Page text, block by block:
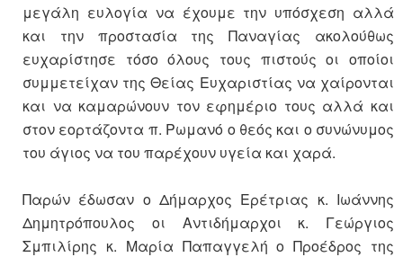
μεγάλη ευλογία να έχουμε την υπόσχεση αλλά
και την προστασία της Παναγίας ακολούθως
ευχαρίστησε τόσο όλους τους πιστούς οι οποίοι
συμμετείχαν της Θείας Ευχαριστίας να χαίρονται
και να καμαρώνουν τον εφημέριο τους αλλά και
στον εορτάζοντα π. Ρωμανό ο θεός και ο συνώνυμος
του άγιος να του παρέχουν υγεία και χαρά.
Παρών έδωσαν ο Δήμαρχος Ερέτριας κ. Ιωάννης
Δημητρόπουλος οι Αντιδήμαρχοι κ. Γεώργιος
Σμπιλίρης κ. Μαρία Παπαγγελή ο Προέδρος της